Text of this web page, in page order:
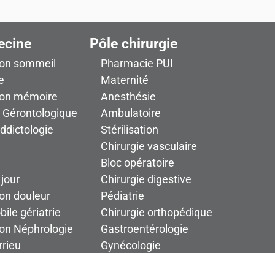
sommeil
mémoire
douleur
gériatrie
Néphrologie
Pôle chirurgie
Pharmacie PUI
Maternité
Anesthésie
Ambulatoire
Stérilisation
Chirurgie vasculaire
Bloc opératoire
Chirurgie digestive
Pédiatrie
Chirurgie orthopédique
Gastroentérologie
Gynécologie